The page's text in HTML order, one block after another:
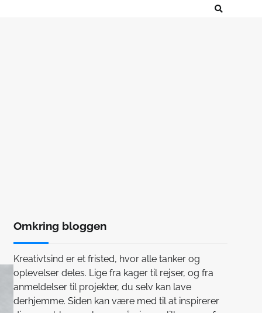
Omkring bloggen
Kreativtsind er et fristed, hvor alle tanker og
oplevelser deles. Lige fra kager til rejser, og fra
anmeldelser til projekter, du selv kan lave
derhjemme. Siden kan være med til at inspirerer